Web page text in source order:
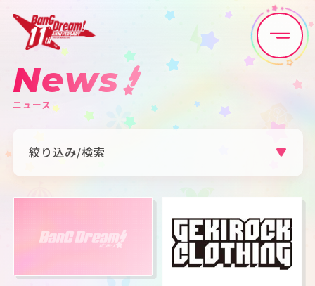
Home News
Live•Event Discography
About
News
ニュース
絞り込み/検索
リリース
グッズ メディア
アーティスト